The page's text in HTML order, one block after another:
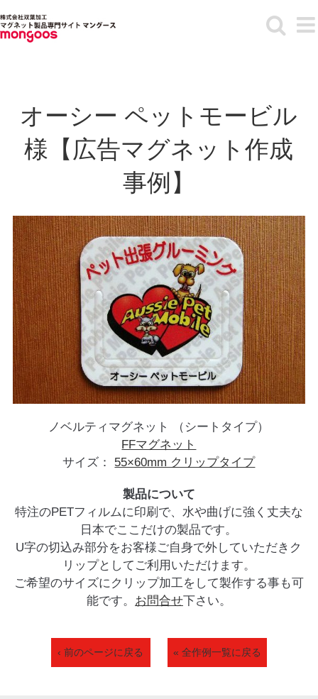
to
content
オーシー ペットモービル
様【広告マグネット作成
事例】
ノベルティマグネット （シートタイプ）
FFマグネット
サイズ： 55×60mm クリップタイプ
製品について
特注のPETフィルムに印刷で、水や曲げに強く丈夫な
日本でここだけの製品です。
U字の切込み部分をお客様ご自身で外していただきク
リップとしてご利用いただけます。
ご希望のサイズにクリップ加工をして製作する事も可
能です。 お問合せ下さい。
‹ 前のページに戻る « 全作例一覧に戻る